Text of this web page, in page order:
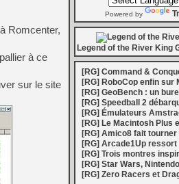
: après un accueil mitigé, Game Freak va
Champions Tactics, le jeu NFT ferme ses
: l'hymne ultime à la solitude a déjà
le maintien des jeux physiques pour les
27 veut apporter du sang neuf avec le
médiéval à petit prix pour la rentrée
inspiré des Zelda de la Game Boy arrivera à
Vault arrive sur le marché en 1.0
Hunter Wilds avec un prologue gratuit
Boy disponibles sur le Nintendo Switch
Dead : Streets of Survival tient sa date
la 1.0, Amplitude bourre les nouvelles
Romcenter,
à ce
sur le site
Powered by
Legend of the River King
[RG] Command &
[RG] RoboCop enfin sur
[RG] GeoBench : un
[RG] Speedball 2
[RG] Émulateurs
[RG] Le Macintosh Plus
[RG] Amico8 fait tourner
[RG] Arcade1Up ressort
[RG] Trois montres
[RG] Star Wars,
[RG] Zero Racers et